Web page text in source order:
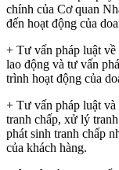
chính của Cơ quan
đến hoạt động của
+ Tư vấn pháp luật
lao động và tư vấn
trình hoạt động của
+ Tư vấn pháp luật
tranh chấp, xử lý
phát sinh tranh chấp
của khách hàng.